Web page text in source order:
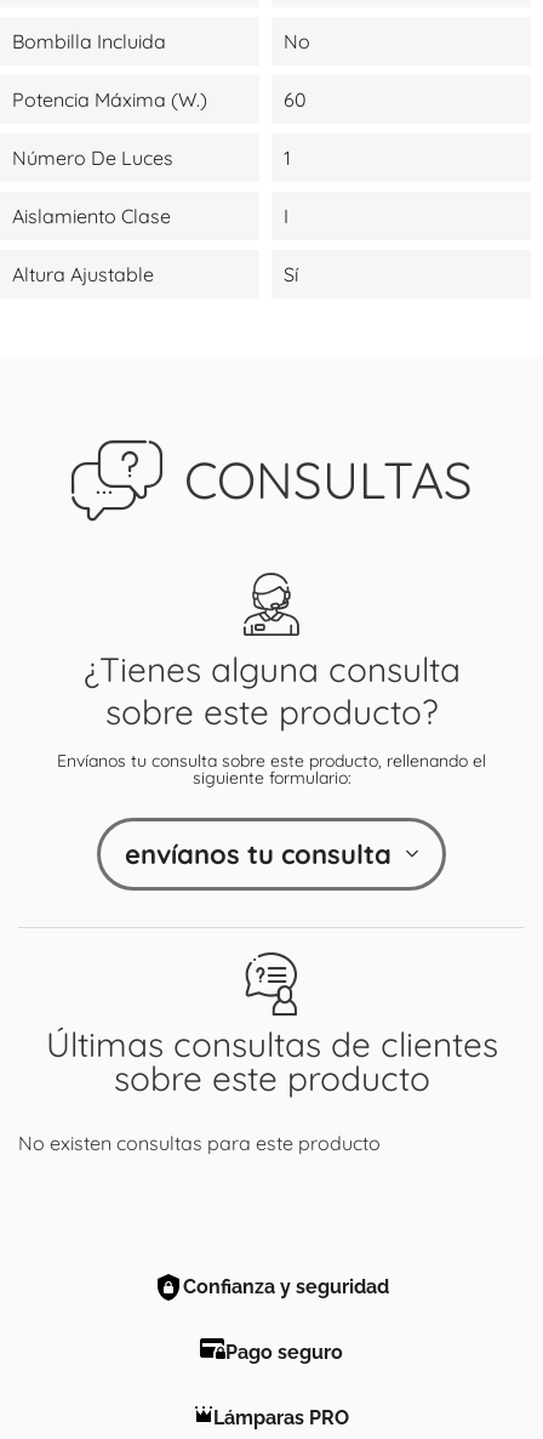
Bombilla Incluida No
Potencia Máxima (W.) 60
Número De Luces 1
Aislamiento Clase I
Altura Ajustable Sí
CONSULTAS
Últimas consultas de clientes
sobre este producto
No existen consultas para este producto
¿Tienes alguna consulta
sobre este producto?
Envíanos tu consulta sobre este producto, rellenando el
siguiente formulario:
envíanos tu consulta
Confianza y seguridad
Pago seguro
Lámparas PRO